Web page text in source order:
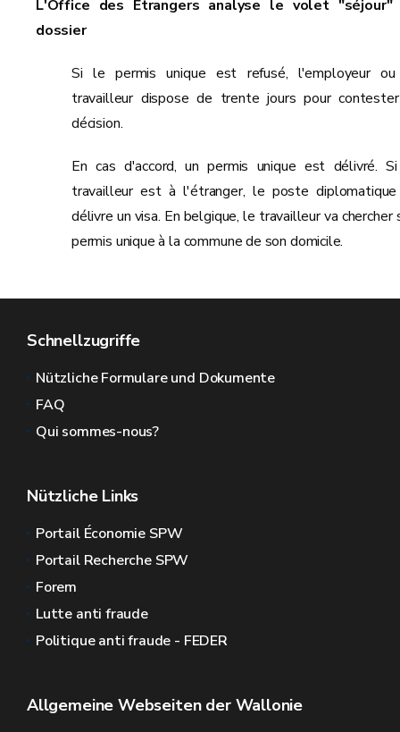
L'Office des Etrangers analyse le volet "séjour"
dossier
Si le permis unique est refusé, l'employeur
travailleur dispose de trente jours pour
décision.
En cas d'accord, un permis unique est délivré.
travailleur est à l'étranger, le poste
délivre un visa. En belgique, le travailleur va chercher
permis unique à la commune de son domicile.
Schnellzugriffe
Nützliche Formulare und Dokumente
FAQ
Qui sommes-nous?
Nützliche Links
Portail Économie SPW
Portail Recherche SPW
Forem
Lutte anti fraude
Politique anti fraude - FEDER
Allgemeine Webseiten der Wallonie